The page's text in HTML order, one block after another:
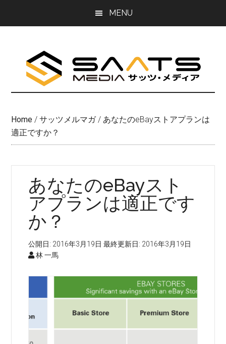
MENU
Home / サッツメルマガ / あなたのeBayストアプランは
適正ですか？
あなたのeBayスト
アプランは適正です
か？
公開日: 2016年3月19日 最終更新日: 2016年3月19日
林 一馬